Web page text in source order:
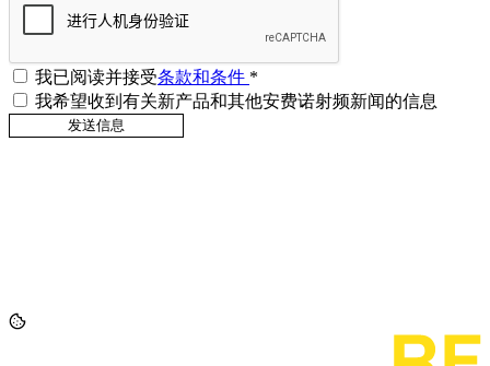
我已阅读并接受条款和条件 *
我希望收到有关新产品和其他安费诺射频新闻的信息